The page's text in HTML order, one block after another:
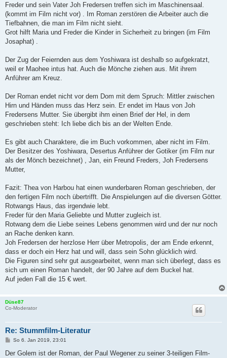
Freder und sein Vater Joh Fredersen treffen sich im Maschinensaal.
(kommt im Film nicht vor) . Im Roman zerstören die Arbeiter auch die
Tiefbahnen, die man im Film nicht sieht.
Grot hilft Maria und Freder die Kinder in Sicherheit zu bringen (im Film
Josaphat) .
Der Zug der Feiernden aus dem Yoshiwara ist deshalb so aufgekratzt,
weil er Maohee intus hat. Auch die Mönche ziehen aus. Mit ihrem
Anführer am Kreuz.
Der Roman endet nicht vor dem Dom mit dem Spruch: Mittler zwischen
Hirn und Händen muss das Herz sein. Er endet im Haus von Joh
Fredersens Mutter. Sie übergibt ihm einen Brief der Hel, in dem
geschrieben steht: Ich liebe dich bis an der Welten Ende.
Es gibt auch Charaktere, die im Buch vorkommen, aber nicht im Film.
Der Besitzer des Yoshiwara, Desertus Anführer der Gotiker (im Film nur
als der Mönch bezeichnet) , Jan, ein Freund Freders, Joh Fredersens
Mutter,
Fazit: Thea von Harbou hat einen wunderbaren Roman geschrieben, der
den fertigen Film noch übertrifft. Die Anspielungen auf die diversen Götter.
Rotwangs Haus, das irgendwie lebt.
Freder für den Maria Geliebte und Mutter zugleich ist.
Rotwang dem die Liebe seines Lebens genommen wird und der nur noch
an Rache denken kann.
Joh Fredersen der herzlose Herr über Metropolis, der am Ende erkennt,
dass er doch ein Herz hat und will, dass sein Sohn glücklich wird.
Die Figuren sind sehr gut ausgearbeitet, wenn man sich überlegt, dass es
sich um einen Roman handelt, der 90 Jahre auf dem Buckel hat.
Auf jeden Fall die 15 € wert.
Düse87
Co-Moderator
Re: Stummfilm-Literatur
B
i
So 6. Jan 2019, 23:01
Der Golem ist der Roman, der Paul Wegener zu seiner 3-teiligen Film-